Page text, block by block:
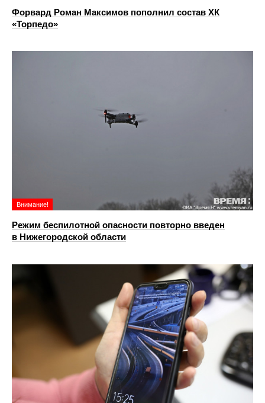
Форвард Роман Максимов пополнил состав ХК
«Торпедо»
Внимание!
Режим беспилотной опасности повторно введен
в Нижегородской области